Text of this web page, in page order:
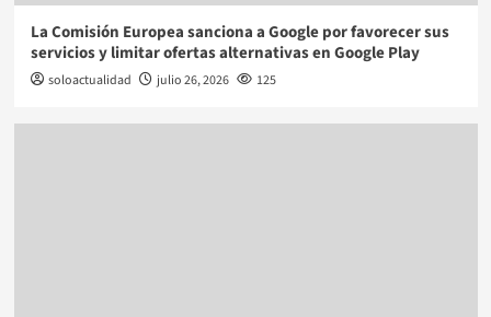
La Comisión Europea sanciona a Google por favorecer sus
servicios y limitar ofertas alternativas en Google Play
soloactualidad julio 26, 2026 125